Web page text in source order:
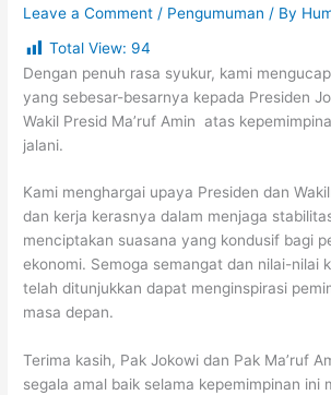
Leave a Comment / Pengumuman / By
Total View: 94
Dengan penuh rasa syukur, kami
yang sebesar-besarnya kepada Presiden
Wakil Presid Ma’ruf Amin atas
jalani.
Kami menghargai upaya Presiden dan
dan kerja kerasnya dalam menjaga
menciptakan suasana yang kondusif bagi
ekonomi. Semoga semangat dan nilai-nilai
telah ditunjukkan dapat menginspirasi
masa depan.
Terima kasih, Pak Jokowi dan Pak Ma’ruf
segala amal baik selama kepemimpinan ini